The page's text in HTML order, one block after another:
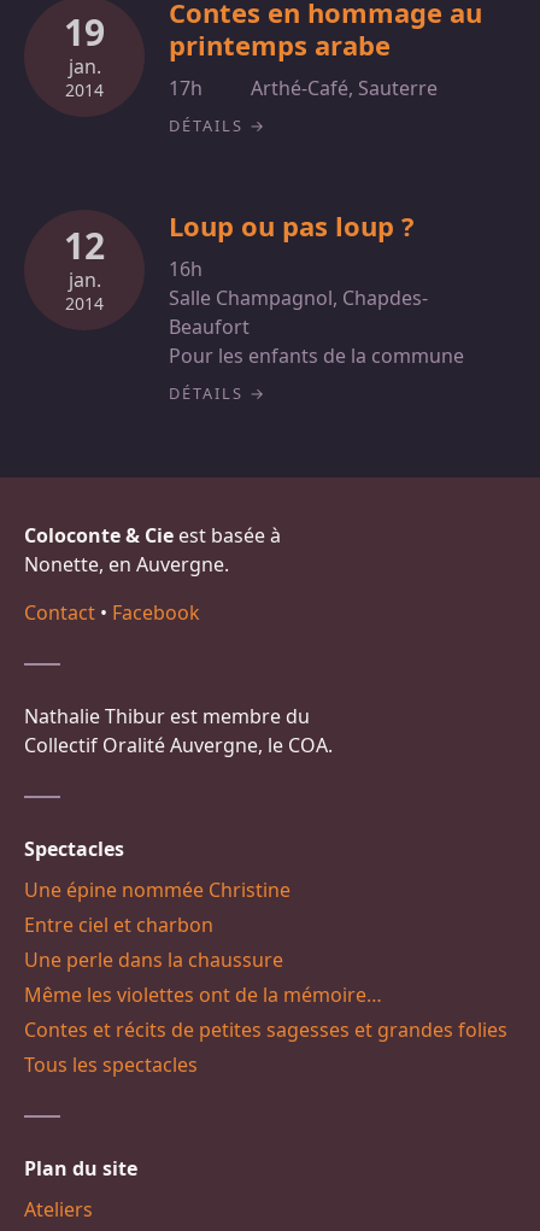
19
jan.
2014
Contes en hommage au
printemps arabe
17h Arthé-Café, Sauterre
DÉTAILS
12
jan.
2014
Loup ou pas loup ?
16h
Salle Champagnol, Chapdes-
Beaufort
Pour les enfants de la commune
DÉTAILS
Coloconte & Cie est basée à
Nonette, en Auvergne.
Contact • Facebook
Nathalie Thibur est membre du
Collectif Oralité Auvergne, le COA.
Spectacles
Une épine nommée Christine
Entre ciel et charbon
Une perle dans la chaussure
Même les violettes ont de la mémoire…
Contes et récits de petites sagesses et grandes folies
Tous les spectacles
Plan du site
Ateliers